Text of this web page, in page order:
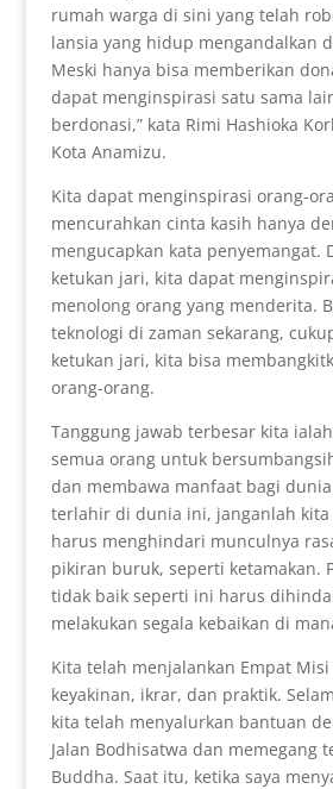
rumah warga di sini yang telah
lansia yang hidup mengandalkan
Meski hanya bisa memberikan
dapat menginspirasi satu sama
berdonasi,” kata Rimi Hashioka
Kota Anamizu.
Kita dapat menginspirasi orang-
mencurahkan cinta kasih hanya
mengucapkan kata penyemangat.
ketukan jari, kita dapat
menolong orang yang menderita.
teknologi di zaman sekarang,
ketukan jari, kita bisa
orang-orang.
Tanggung jawab terbesar kita
semua orang untuk
dan membawa manfaat bagi
terlahir di dunia ini, janganlah
harus menghindari munculnya
pikiran buruk, seperti ketamakan.
tidak baik seperti ini harus
melakukan segala kebaikan di
Kita telah menjalankan Empat
keyakinan, ikrar, dan praktik.
kita telah menyalurkan bantuan
Jalan Bodhisatwa dan memegang
Buddha. Saat itu, ketika saya